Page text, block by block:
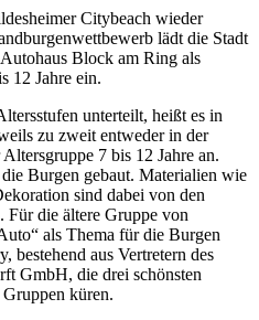
Citybeach wieder
lädt die Stadt
Block am Ring als
12 Jahre ein.
unterteilt, heißt es in
zu zweit entweder in der
7 bis 12 Jahre an.
Burgen gebaut. Materialien wie
sind dabei von den
Für die ältere Gruppe von
als Thema für die Burgen
bestehend aus Vertretern des
GmbH, die drei schönsten
Gruppen küren.